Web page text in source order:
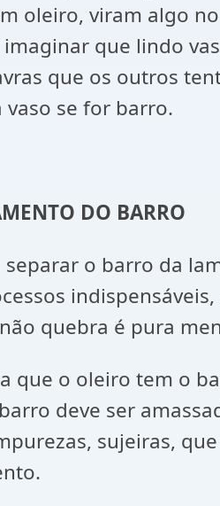
oleiro, viram algo
que lindo
que os outros
vaso se for barro.
DO BARRO
separar o barro da
quebra é pura
que o oleiro tem o
deve ser
sujeiras,